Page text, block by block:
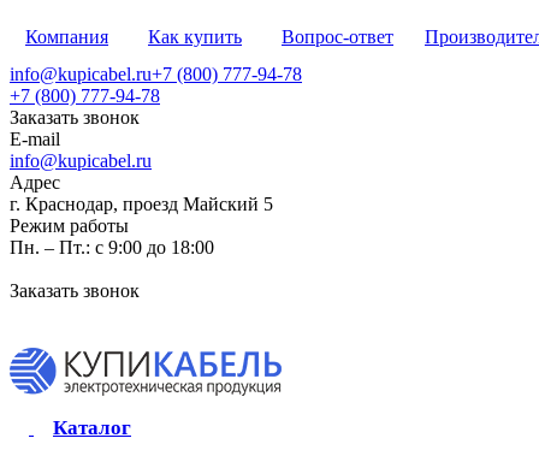
Компания Как купить Вопрос-ответ
info@kupicabel.ru+7 (800) 777-94-78
+7 (800) 777-94-78
Заказать звонок
E-mail
info@kupicabel.ru
Адрес
г. Краснодар, проезд Майский 5
Режим работы
Пн. – Пт.: с 9:00 до 18:00
Заказать звонок
Каталог